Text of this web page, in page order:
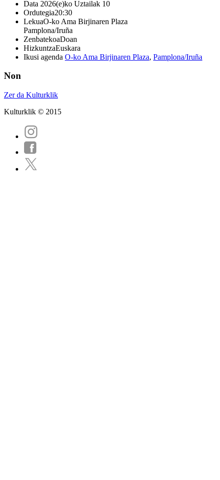
Data 2026(e)ko Uztailak 10
Ordutegia20:30
LekuaO-ko Ama Birjinaren Plaza
Pamplona/Iruña
ZenbatekoaDoan
HizkuntzaEuskara
Ikusi agenda O-ko Ama Birjinaren Plaza, Pamplona/Iruña
Non
Zer da Kulturklik
Kulturklik © 2015